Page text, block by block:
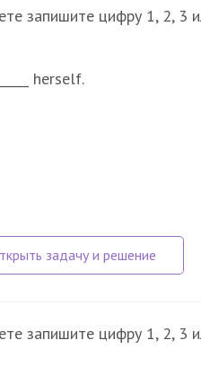
запишите цифру 1, 2, 3
herself.
запишите цифру 1, 2, 3